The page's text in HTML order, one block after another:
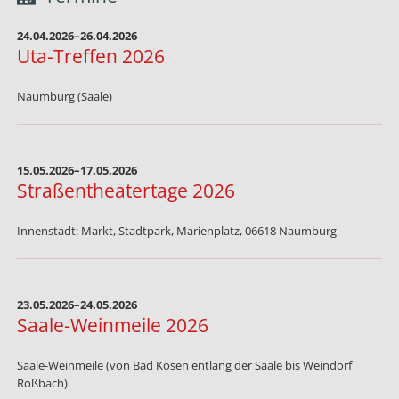
2028
24.04.2026–26.04.2026
Uta-Treffen 2026
Naumburg (Saale)
15.05.2026–17.05.2026
Straßentheatertage 2026
Innenstadt: Markt, Stadtpark, Marienplatz, 06618 Naumburg
23.05.2026–24.05.2026
Saale-Weinmeile 2026
Saale-Weinmeile (von Bad Kösen entlang der Saale bis Weindorf
Roßbach)